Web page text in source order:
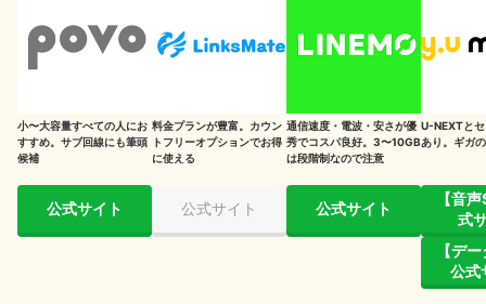
小〜大容量すべての人にお
すすめ。サブ回線にも筆頭
候補
公式サイト
料金プランが豊富。カウン
トフリーオプションでお得
に使える
公式サイト
通信速度・電波・安さが優
秀でコスパ良好。3〜10GB
は段階制なので注意
公式サイト
U-NEXTと
あり。ギガ
【音
式
【デ
公式